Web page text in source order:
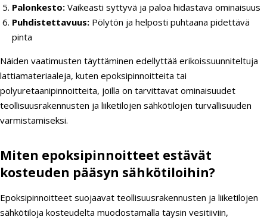
Palonkesto: Vaikeasti syttyvä ja paloa hidastava ominaisuus
Puhdistettavuus: Pölytön ja helposti puhtaana pidettävä
pinta
Näiden vaatimusten täyttäminen edellyttää erikoissuunniteltuja
lattiamateriaaleja, kuten epoksipinnoitteita tai
polyuretaanipinnoitteita, joilla on tarvittavat ominaisuudet
teollisuusrakennusten ja liiketilojen sähkötilojen turvallisuuden
varmistamiseksi.
Miten epoksipinnoitteet estävät
kosteuden pääsyn sähkötiloihin?
Epoksipinnoitteet suojaavat teollisuusrakennusten ja liiketilojen
sähkötiloja kosteudelta muodostamalla täysin vesitiiviin,